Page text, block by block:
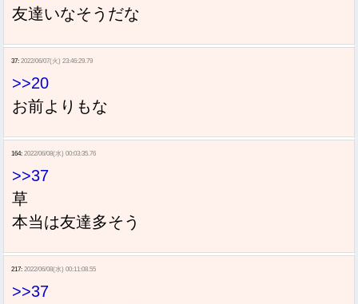
友達いなそうだな
37: 2022/06/07(火) 23:46:29.79
>>20
お前よりもな
164: 2022/06/08(水) 00:03:35.76
>>37
草
本当は友達多そう
217: 2022/06/08(水) 00:11:08.55
>>37